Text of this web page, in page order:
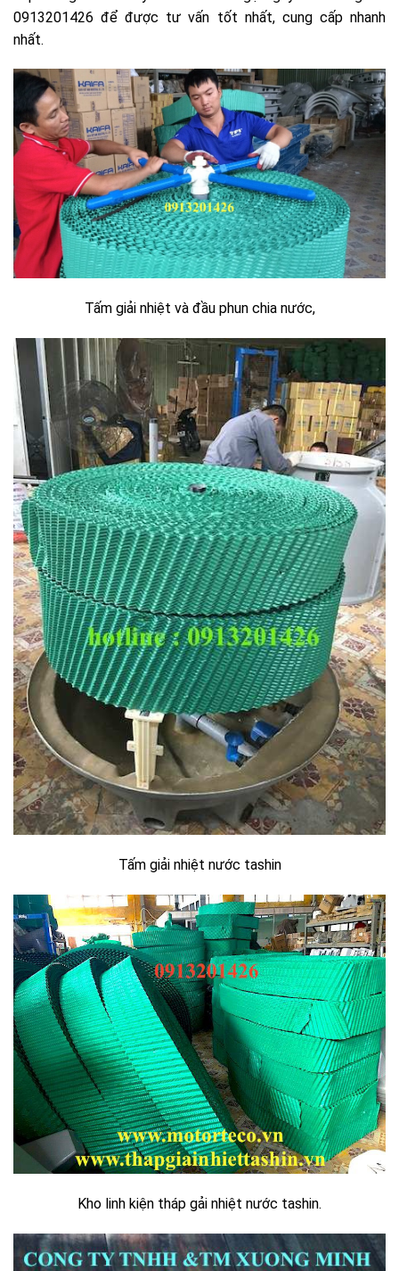
0913201426 để được tư vấn tốt nhất, cung cấp nhanh
nhất.
Tấm giải nhiệt và đầu phun chia nước,
Tấm giải nhiệt nước tashin
Kho linh kiện tháp gải nhiệt nước tashin.